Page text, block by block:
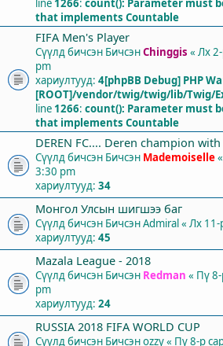
line 1266: count(): Parameter must
that implements Countable
FIFA Men's Player
Сүүлд бичсэн БичсэнChinggis « Лх
pm
хариултууд: 4[phpBB Debug] PHP
[ROOT]/vendor/twig/twig/lib/Twig/
line 1266: count(): Parameter must
that implements Countable
DEREN FC.... Deren champion
Сүүлд бичсэн Бичсэн Mademoiselle«
3:30 pm
хариултууд: 34
Монгол Улсын шигшээ баг
Сүүлд бичсэн БичсэнAdmiral« Лх 11-
хариултууд: 45
Mazala League - 2018
Сүүлд бичсэн Бичсэн Redman « Пү
pm
хариултууд: 24
RUSSIA 2018 FIFA WORLD CUP
Сүүлд бичсэн Бичсэнozzy« Пү 8-р